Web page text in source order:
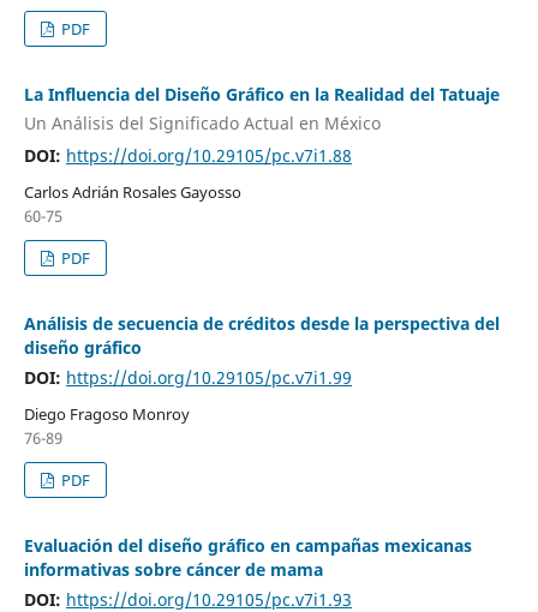
PDF
La Influencia del Diseño Gráfico en la Realidad del Tatuaje
Un Análisis del Significado Actual en México
DOI: https://doi.org/10.29105/pc.v7i1.88
Carlos Adrián Rosales Gayosso
60-75
PDF
Análisis de secuencia de créditos desde la perspectiva del
diseño gráfico
DOI: https://doi.org/10.29105/pc.v7i1.99
Diego Fragoso Monroy
76-89
PDF
Evaluación del diseño gráfico en campañas mexicanas
informativas sobre cáncer de mama
DOI: https://doi.org/10.29105/pc.v7i1.93